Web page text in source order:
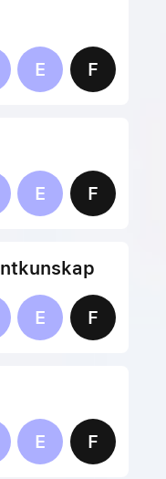
E F
E F
E F
E F